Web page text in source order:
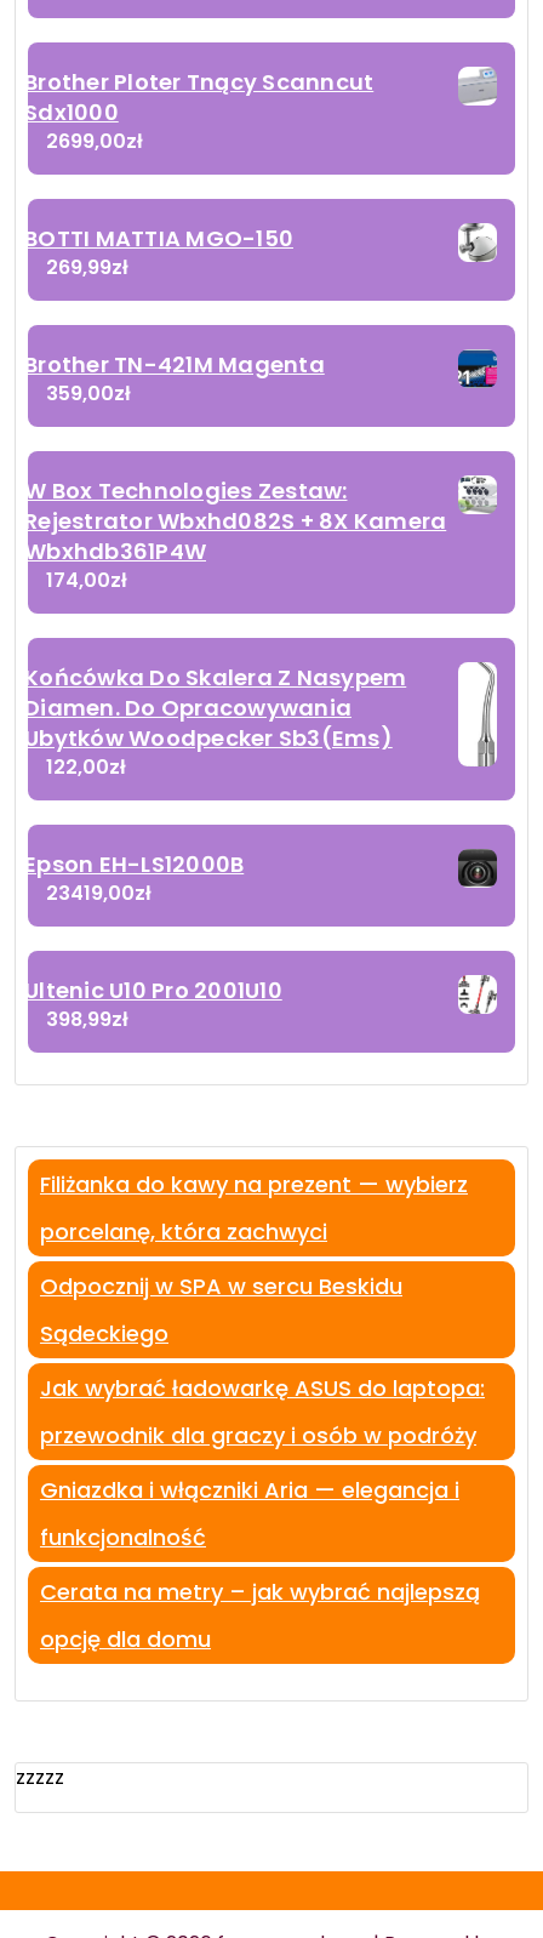
Brother Ploter Tnący Scanncut
Sdx1000
2699,00zł
BOTTI MATTIA MGO-150
269,99zł
Brother TN-421M Magenta
359,00zł
W Box Technologies Zestaw:
Rejestrator Wbxhd082S + 8X Kamera
Wbxhdb361P4W
174,00zł
Końcówka Do Skalera Z Nasypem
Diamen. Do Opracowywania
Ubytków Woodpecker Sb3(Ems)
122,00zł
Epson EH-LS12000B
23419,00zł
Ultenic U10 Pro 2001U10
398,99zł
Filiżanka do kawy na prezent — wybierz
porcelanę, która zachwyci
Odpocznij w SPA w sercu Beskidu
Sądeckiego
Jak wybrać ładowarkę ASUS do laptopa:
przewodnik dla graczy i osób w podróży
Gniazdka i włączniki Aria — elegancja i
funkcjonalność
Cerata na metry – jak wybrać najlepszą
opcję dla domu
zzzzz